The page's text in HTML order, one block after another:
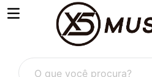
O que você procura?